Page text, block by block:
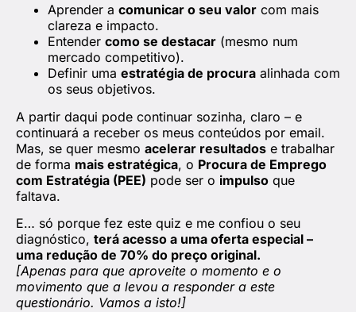
Aprender a comunicar o seu valor com mais
clareza e impacto.
Entender como se destacar (mesmo num
mercado competitivo).
Definir uma estratégia de procura alinhada com
os seus objetivos.
A partir daqui pode continuar sozinha, claro – e
continuará a receber os meus conteúdos por email.
Mas, se quer mesmo acelerar resultados e trabalhar
de forma mais estratégica, o Procura de Emprego
com Estratégia (PEE) pode ser o impulso que
faltava.
E… só porque fez este quiz e me confiou o seu
diagnóstico, terá acesso a uma oferta especial –
uma redução de 70% do preço original.
[Apenas para que aproveite o momento e o
movimento que a levou a responder a este
questionário. Vamos a isto!]